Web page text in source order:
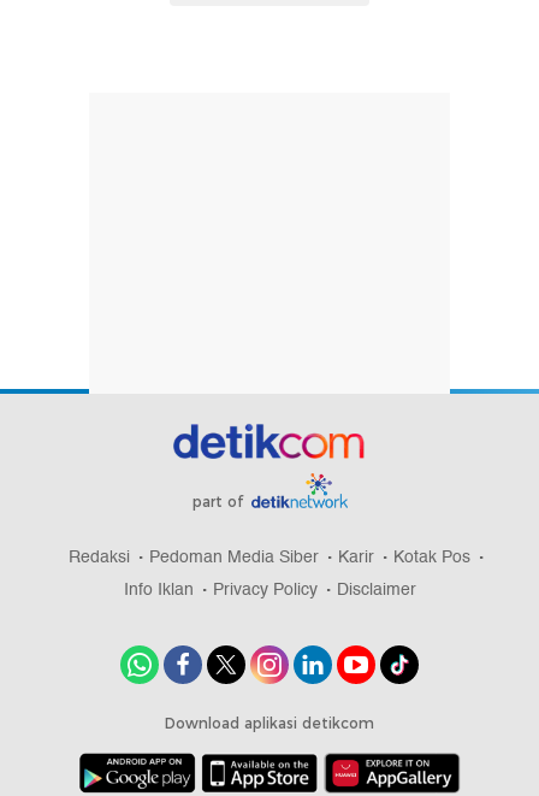
part of
Redaksi Pedoman Media Siber Karir
Kotak Pos
Info Iklan
Privacy Policy Disclaimer
Download aplikasi detikcom